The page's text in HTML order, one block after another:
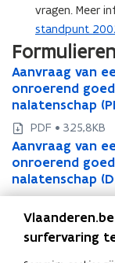
vragen. Meer
standpunt
Formulieren
A
a
n
v
r
a
a
g
Aanvraag van
onroerend
nalatenschap
A
a
n
v
r
a
a
g
PDF • 325,8KB
A
a
n
v
Aanvraag van
onroerend
nalatenschap
A
a
n
v
DOCX • 87,4KB
Deel deze
surfervaring